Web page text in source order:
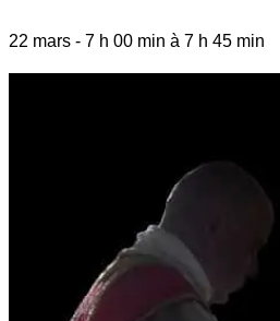
22 mars - 7 h 00 min à 7 h 45 min